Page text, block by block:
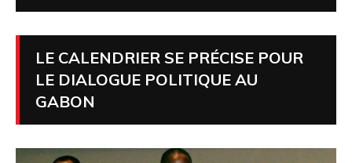
LE CALENDRIER SE PRÉCISE POUR
LE DIALOGUE POLITIQUE AU
GABON